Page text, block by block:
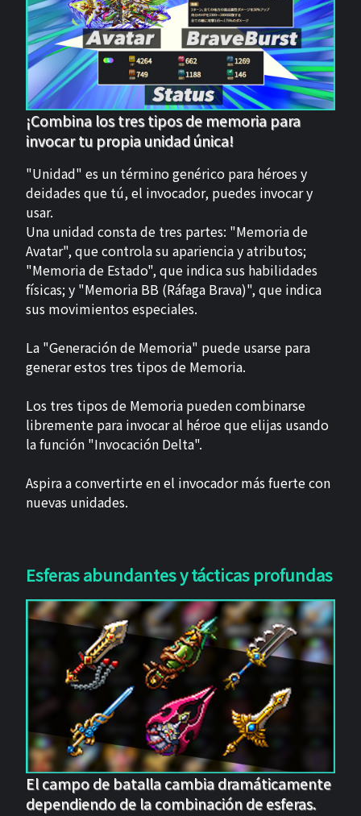
¡Combina los tres tipos de memoria para
invocar tu propia unidad única!
"Unidad" es un término genérico para héroes y
deidades que tú, el invocador, puedes invocar y
usar.
Una unidad consta de tres partes: "Memoria de
Avatar", que controla su apariencia y atributos;
"Memoria de Estado", que indica sus habilidades
físicas; y "Memoria BB (Ráfaga Brava)", que indica
sus movimientos especiales.
La "Generación de Memoria" puede usarse para
generar estos tres tipos de Memoria.
Los tres tipos de Memoria pueden combinarse
libremente para invocar al héroe que elijas usando
la función "Invocación Delta".
Aspira a convertirte en el invocador más fuerte con
nuevas unidades.
Esferas abundantes y tácticas profundas
El campo de batalla cambia dramáticamente
dependiendo de la combinación de esferas.